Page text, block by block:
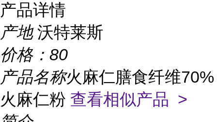
产品详情
产地 沃特莱斯
价格： 80
产品名称火麻仁膳食纤维70%
火麻仁粉 查看相似产品 >